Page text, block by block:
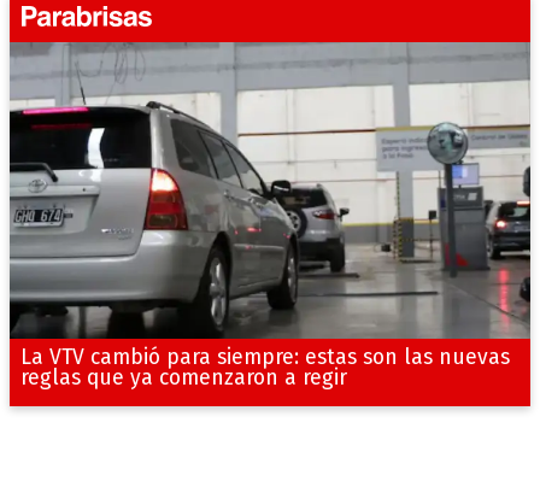
La VTV cambió para siempre: estas son las nuevas
reglas que ya comenzaron a regir